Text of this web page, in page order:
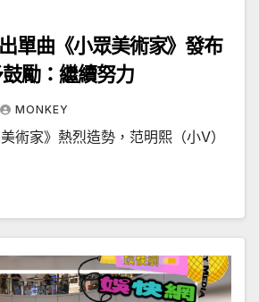
單曲《小眾美術家》發布
勵：繼續努力
MONKEY
術家》熱烈造勢，范明熙（小V）